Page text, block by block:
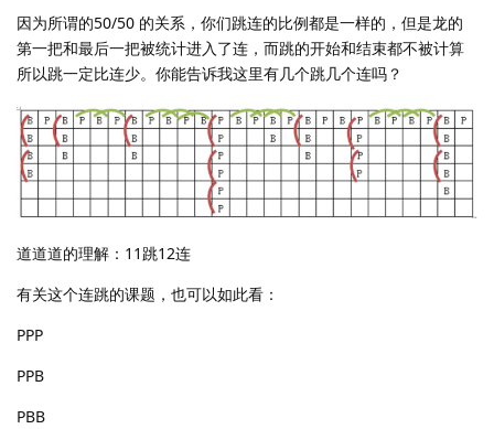
因为所谓的50/50 的关系，你们跳连的比例都是一样的，但是龙的
第一把和最后一把被统计进入了连，而跳的开始和结束都不被计算
所以跳一定比连少。你能告诉我这里有几个跳几个连吗？
道道道的理解：11跳12连
有关这个连跳的课题，也可以如此看：
PPP
PPB
PBB